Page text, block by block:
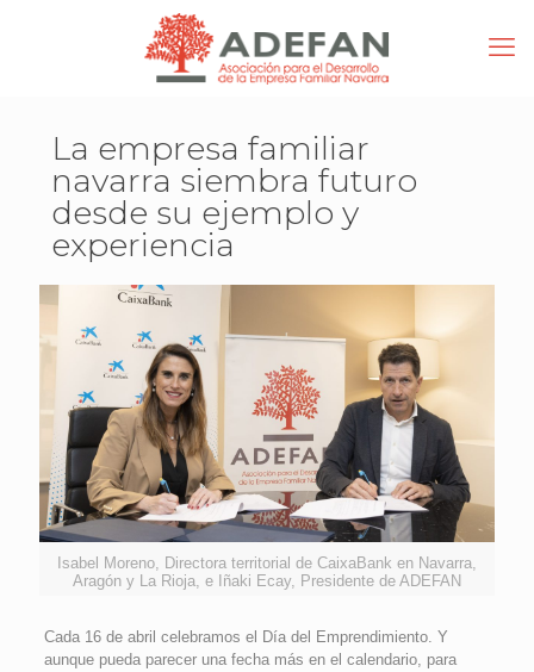
La empresa familiar
navarra siembra futuro
desde su ejemplo y
experiencia
Isabel Moreno, Directora territorial de CaixaBank en Navarra,
Aragón y La Rioja, e Iñaki Ecay, Presidente de ADEFAN
Cada 16 de abril celebramos el Día del Emprendimiento. Y
aunque pueda parecer una fecha más en el calendario, para